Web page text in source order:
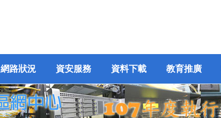
網路狀況 資安服務 資料下載 教育推廣